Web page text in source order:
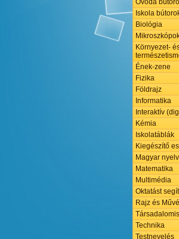
Óvoda
Iskola
Biológia
Környezet-
Ének-zene
Fizika
Földrajz
Informatika
Interaktív
Kémia
Iskolatáblák
Kiegészítő
Magyar
Matematika
Multimédia
Oktatást
Rajz és
Technika
Testnevelés